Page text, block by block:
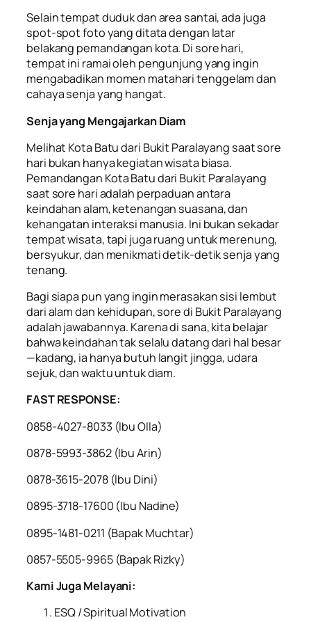
Selain tempat duduk dan area santai, ada juga
spot-spot foto yang ditata dengan latar
belakang pemandangan kota. Di sore hari,
tempat ini ramai oleh pengunjung yang ingin
mengabadikan momen matahari tenggelam dan
cahaya senja yang hangat.
Senja yang Mengajarkan Diam
Melihat Kota Batu dari Bukit Paralayang saat sore
hari bukan hanya kegiatan wisata biasa.
Pemandangan Kota Batu dari Bukit Paralayang
saat sore hari adalah perpaduan antara
keindahan alam, ketenangan suasana, dan
kehangatan interaksi manusia. Ini bukan sekadar
tempat wisata, tapi juga ruang untuk merenung,
bersyukur, dan menikmati detik-detik senja yang
tenang.
Bagi siapa pun yang ingin merasakan sisi lembut
dari alam dan kehidupan, sore di Bukit Paralayang
adalah jawabannya. Karena di sana, kita belajar
bahwa keindahan tak selalu datang dari hal besar
—kadang, ia hanya butuh langit jingga, udara
sejuk, dan waktu untuk diam.
FAST RESPONSE:
0858-4027-8033 (lbu Olla)
0878-5993-3862 (lbu Arin)
0878-3615-2078 (lbu Dini)
0895-3718-17600 (Ibu Nadine)
0895-1481-0211 (Bapak Muchtar)
0857-5505-9965 (Bapak Rizky)
Kami Juga Melayani:
ESQ / Spiritual Motivation